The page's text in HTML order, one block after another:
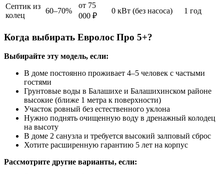
Септик из
колец
60–70%
от 75
000 ₽
0 кВт (без насоса) 1 год
Когда выбирать Евролос Про 5+?
Выбирайте эту модель, если:
В доме постоянно проживает 4–5 человек с частыми
гостями
Грунтовые воды в Балашихе и Балашихинском районе
высокие (ближе 1 метра к поверхности)
Участок ровный без естественного уклона
Нужно поднять очищенную воду в дренажный колодец
на высоту
В доме 2 санузла и требуется высокий залповый сброс
Хотите расширенную гарантию 5 лет на корпус
Рассмотрите другие варианты, если: